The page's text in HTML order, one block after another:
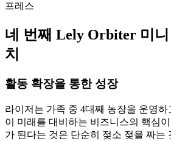
프레스
네 번째 Lely Orbiter 미니
치
활동 확장을 통한 성장
라이저는 가족 중 4대째 농장을 운영
이 미래를 대비하는 비즈니스의 핵심
가 된다는 것은 단순히 젖소 젖을 짜는